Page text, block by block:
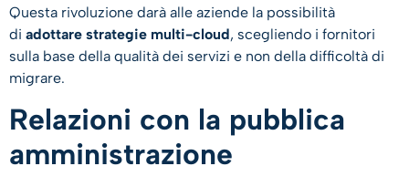
Questa rivoluzione darà alle aziende la possibilità
di adottare strategie multi-cloud, scegliendo i fornitori
sulla base della qualità dei servizi e non della difficoltà di
migrare.
Relazioni con la pubblica
amministrazione